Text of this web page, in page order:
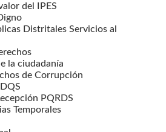
del IPES
Distritales Servicios al
la ciudadanía
de Corrupción
PQRDS
Temporales